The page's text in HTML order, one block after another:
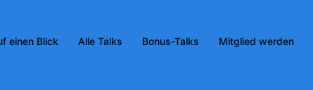
einen Blick Alle Talks Bonus-Talks Mitglied werden